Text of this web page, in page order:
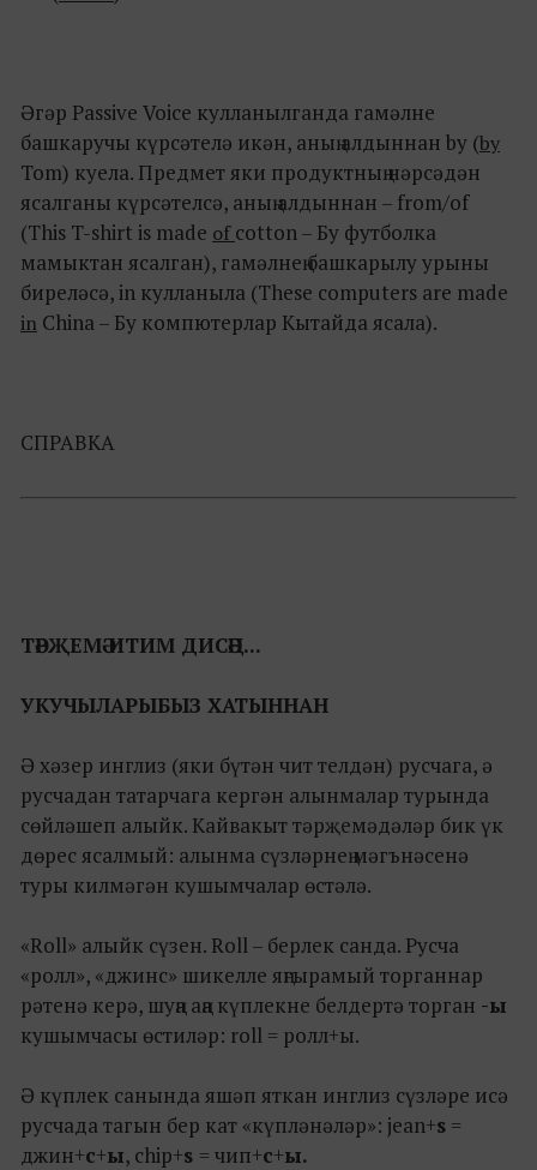
Әгәр Passive Voice кулланылганда гамәлне
башкаручы күрсәтелә икән, аның алдыннан by (by
Tom) куела. Предмет яки продуктның нәрсәдән
ясалганы күрсәтелсә, аның алдыннан – from/of
(This T-shirt is made ofcotton – Бу футболка
мамыктан ясалган), гамәлнең башкарылу урыны
биреләсә, in кулланыла (These computers are made
in China – Бу компютерлар Кытайда ясала).
СПРАВКА
ТӘРҖЕМӘ ИТИМ ДИСӘҢ...
УКУЧЫЛАРЫБЫЗ ХАТЫННАН
Ә хәзер инглиз (яки бүтән чит телдән) русчага, ә
русчадан татарчага кергән алынмалар турында
сөйләшеп алыйк. Кайвакыт тәрҗемәдәләр бик үк
дөрес ясалмый: алынма сүзләрнең мәгънәсенә
туры килмәгән кушымчалар өстәлә.
«Roll» алыйк сүзен. Roll – берлек санда. Русча
«ролл», «джинс» шикелле яңгырамый торганнар
рәтенә керә, шуңа аңа күплекне белдертә торган -ы
кушымчасы өстиләр: roll = ролл+ы.
Ә күплек санында яшәп яткан инглиз сүзләре исә
русчада тагын бер кат «күпләнәләр»: jean+s =
джин+с+ы, chip+s = чип+с+ы.